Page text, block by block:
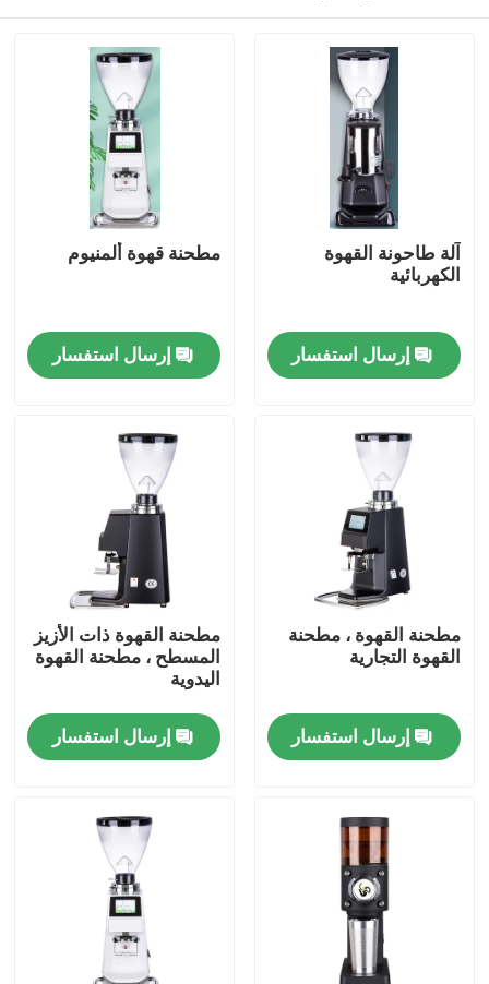
الصفحة الرئيسية
عرض الواقع الافتراضي
معلومات عنا
جولة في المعمل
اتصل بنا
مطحنة حبوب البن
مطحنة القهوة
آلة طاحونة القهوة
الكهربائية
إرسال استفسار
مطحنة قهوة ألمنيوم
إرسال استفسار
مطحنة القهوة ، مطحنة
القهوة التجارية
إرسال استفسار
مطحنة القهوة ذات الأزيز
المسطح ، مطحنة القهوة
اليدوية
إرسال استفسار